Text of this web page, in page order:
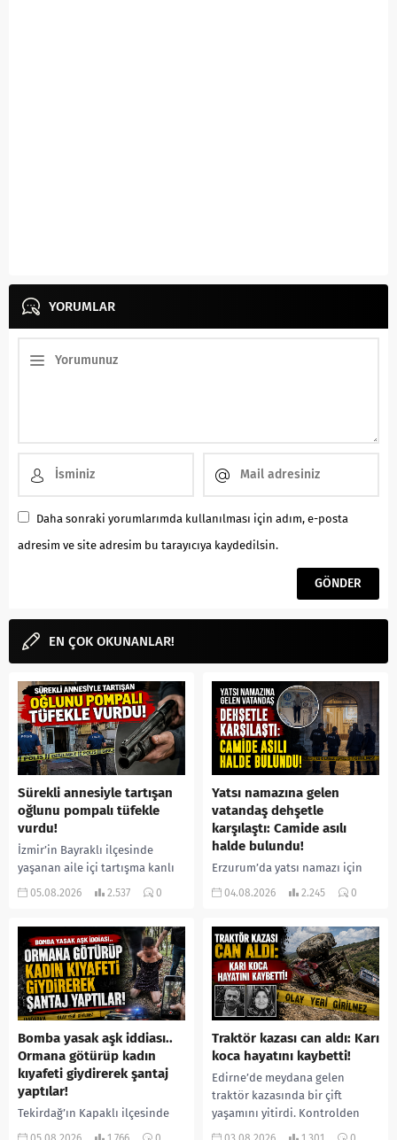
YORUMLAR
Daha sonraki yorumlarımda kullanılması için adım, e-posta
adresim ve site adresim bu tarayıcıya kaydedilsin.
EN ÇOK OKUNANLAR!
Sürekli annesiyle tartışan
oğlunu pompalı tüfekle
vurdu!
İzmir’in Bayraklı ilçesinde
yaşanan aile içi tartışma kanlı
bitti. İddiaya göre, uzun süredir
05.08.2026 2.537 0
Yatsı namazına gelen
vatandaş dehşetle
karşılaştı: Camide asılı
halde bulundu!
Erzurum’da yatsı namazı için
camiye gelen bir vatandaş,
yerine sevk edilen...
04.08.2026 2.245 0
Bomba yasak aşk iddiası..
Ormana götürüp kadın
kıyafeti giydirerek şantaj
yaptılar!
Tekirdağ’ın Kapaklı ilçesinde
bir kişiyi, arkadaşının eşiyle
Traktör kazası can aldı: Karı
koca hayatını kaybetti!
Edirne’de meydana gelen
traktör kazasında bir çift
yaşamını yitirdi. Kontrolden
çıkarak devrilen traktörün